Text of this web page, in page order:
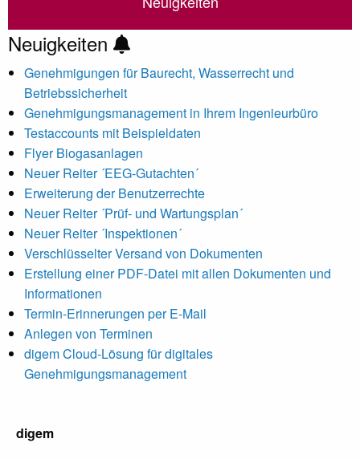
Neuigkeiten
Genehmigungen für Baurecht, Wasserrecht und
Betriebssicherheit
Genehmigungsmanagement in Ihrem Ingenieurbüro
Testaccounts mit Beispieldaten
Flyer Biogasanlagen
Neuer Reiter ´EEG-Gutachten´
Erweiterung der Benutzerrechte
Neuer Reiter ´Prüf- und Wartungsplan´
Neuer Reiter ´Inspektionen´
Verschlüsselter Versand von Dokumenten
Erstellung einer PDF-Datei mit allen Dokumenten und
Informationen
Termin-Erinnerungen per E-Mail
Anlegen von Terminen
digem Cloud-Lösung für digitales
Genehmigungsmanagement
digem